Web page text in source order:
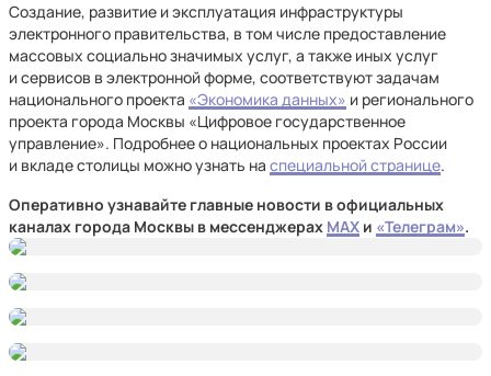
Создание, развитие и эксплуатация инфраструктуры
электронного правительства, в том числе предоставление
массовых социально значимых услуг, а также иных услуг
и сервисов в электронной форме, соответствуют задачам
национального проекта «Экономика данных» и регионального
проекта города Москвы «Цифровое государственное
управление». Подробнее о национальных проектах России
и вкладе столицы можно узнать на специальной странице.
Оперативно узнавайте главные новости в официальных
каналах города Москвы в мессенджерах MAX и «Телеграм».